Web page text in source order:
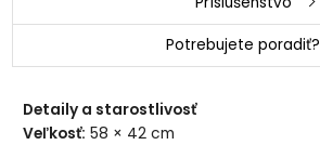
Potrebujete poradiť?
Detaily a starostlivosť
Veľkosť: 58 × 42 cm